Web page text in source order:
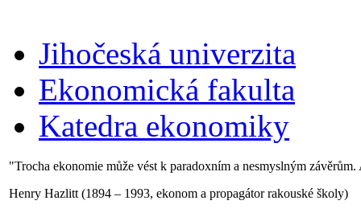
Jihočeská univerzita
Ekonomická fakulta
Katedra ekonomiky
"Trocha ekonomie může vést k paradoxním a nesmyslným
Henry Hazlitt (1894 – 1993, ekonom a propagátor rakouské školy)